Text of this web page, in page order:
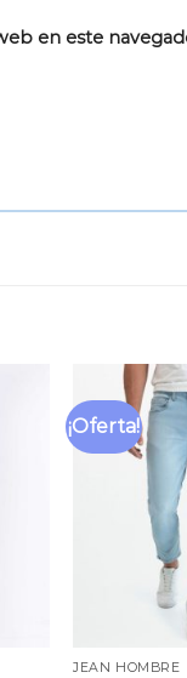
en este
¡Oferta!
JEAN HOMBRE